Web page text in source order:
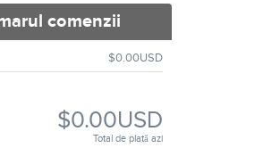
comenzii
$0.00USD
$0.00USD
Total de plată azi